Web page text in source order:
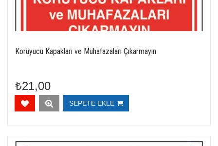
Koruyucu Kapakları ve Muhafazaları Çıkarmayın
₺21,00
SEPETE EKLE